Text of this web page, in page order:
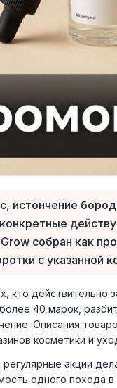
истончение
собран как
с указанной
кто действительно
40 марок,
Описания
косметики и
акции
одного похода